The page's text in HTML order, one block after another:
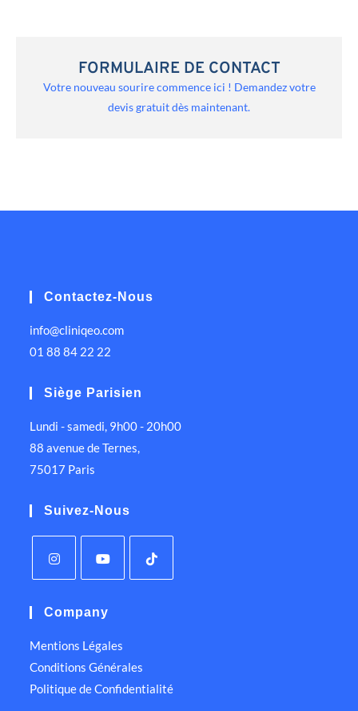
FORMULAIRE DE CONTACT
Votre nouveau sourire commence ici ! Demandez votre
devis gratuit dès maintenant.
Contactez-Nous
info@cliniqeo.com
01 88 84 22 22
Siège Parisien
Lundi - samedi, 9h00 - 20h00
88 avenue de Ternes,
75017 Paris
Suivez-Nous
Company
Mentions Légales
Conditions Générales
Politique de Confidentialité